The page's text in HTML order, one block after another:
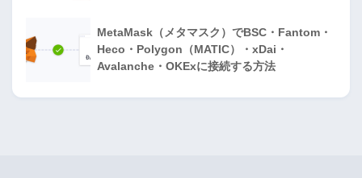
MetaMask（メタマスク）でBSC・Fantom・
Heco・Polygon（MATIC）・xDai・
Avalanche・OKExに接続する方法